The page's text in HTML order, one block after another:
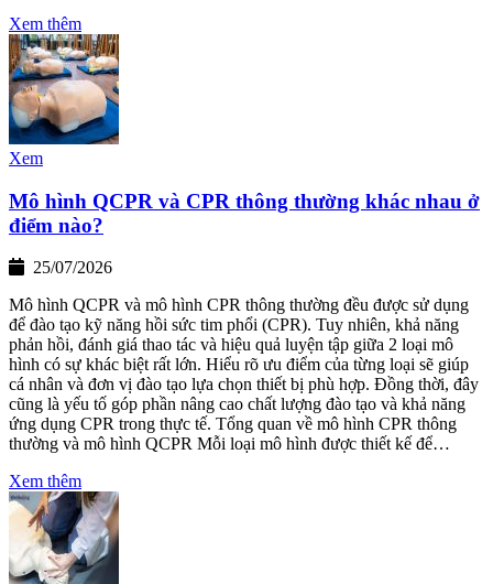
Xem thêm
Xem
Mô hình QCPR và CPR thông thường khác nhau ở
điểm nào?
25/07/2026
Mô hình QCPR và mô hình CPR thông thường đều được sử dụng
để đào tạo kỹ năng hồi sức tim phổi (CPR). Tuy nhiên, khả năng
phản hồi, đánh giá thao tác và hiệu quả luyện tập giữa 2 loại mô
hình có sự khác biệt rất lớn. Hiểu rõ ưu điểm của từng loại sẽ giúp
cá nhân và đơn vị đào tạo lựa chọn thiết bị phù hợp. Đồng thời, đây
cũng là yếu tố góp phần nâng cao chất lượng đào tạo và khả năng
ứng dụng CPR trong thực tế. Tổng quan về mô hình CPR thông
thường và mô hình QCPR Mỗi loại mô hình được thiết kế để…
Xem thêm